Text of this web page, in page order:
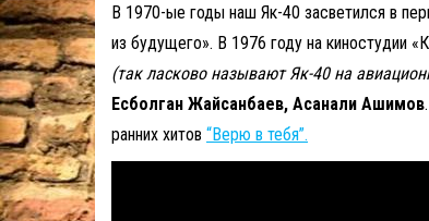
В 1970-ые годы наш Як-40 засветился в
из будущего». В 1976 году на киностудии
(так ласково называют Як-40 на
Есболган Жайсанбаев, Асанали Ашимов
ранних хитов “Верю в тебя”.